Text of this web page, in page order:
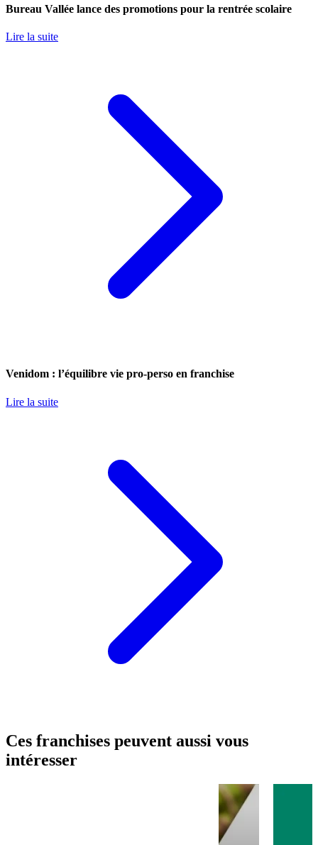
Bureau Vallée lance des promotions pour la rentrée scolaire
Lire la suite
Venidom : l’équilibre vie pro-perso en franchise
Lire la suite
Ces franchises peuvent aussi vous
intéresser